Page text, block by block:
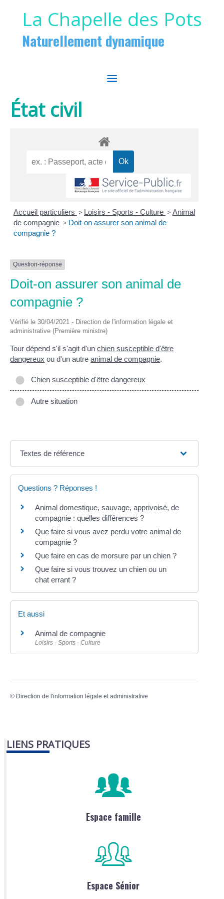
La Chapelle des Pots
Naturellement dynamique
MENU
État civil
Accueil particuliers > Loisirs - Sports - Culture > Animal
de compagnie > Doit-on assurer son animal de
compagnie ?
Question-réponse
Doit-on assurer son animal de
compagnie ?
Vérifié le 30/04/2021 - Direction de l'information légale et
administrative (Première ministre)
Tour dépend s'il s'agit d'unchien susceptible d'être
dangereux ou d'un autreanimal de compagnie.
Chien susceptible d'être dangereux
Autre situation
Textes de référence
Questions ? Réponses !
Animal domestique, sauvage, apprivoisé, de
compagnie : quelles différences ?
Que faire si vous avez perdu votre animal de
compagnie ?
Que faire en cas de morsure par un chien ?
Que faire si vous trouvez un chien ou un
chat errant ?
Et aussi
Animal de compagnie
Loisirs - Sports - Culture
© Direction de l'information légale et administrative
LIENS PRATIQUES
Espace famille
Espace Sénior